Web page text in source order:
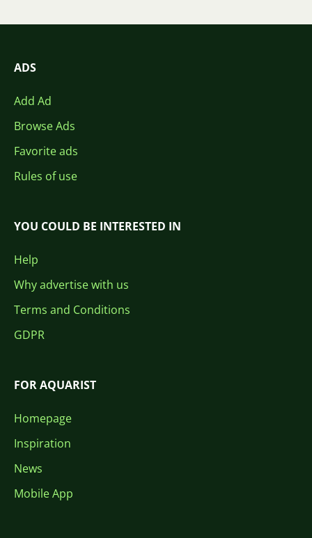
ADS
Add Ad
Browse Ads
Favorite ads
Rules of use
YOU COULD BE INTERESTED IN
Help
Why advertise with us
Terms and Conditions
GDPR
FOR AQUARIST
Homepage
Inspiration
News
Mobile App